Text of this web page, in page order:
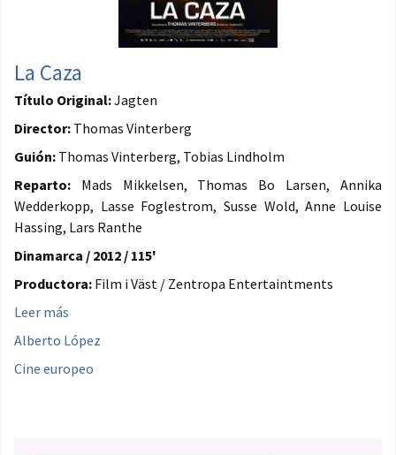
La Caza
Título Original:Jagten
Director: Thomas Vinterberg
Guión: Thomas Vinterberg, Tobias Lindholm
Reparto: Mads Mikkelsen, Thomas Bo Larsen, Annika
Wedderkopp, Lasse Foglestrom, Susse Wold, Anne Louise
Hassing, Lars Ranthe
Dinamarca / 2012 / 115'
Productora: Film i Väst / Zentropa Entertaintments
Leer más
Alberto López
Cine europeo